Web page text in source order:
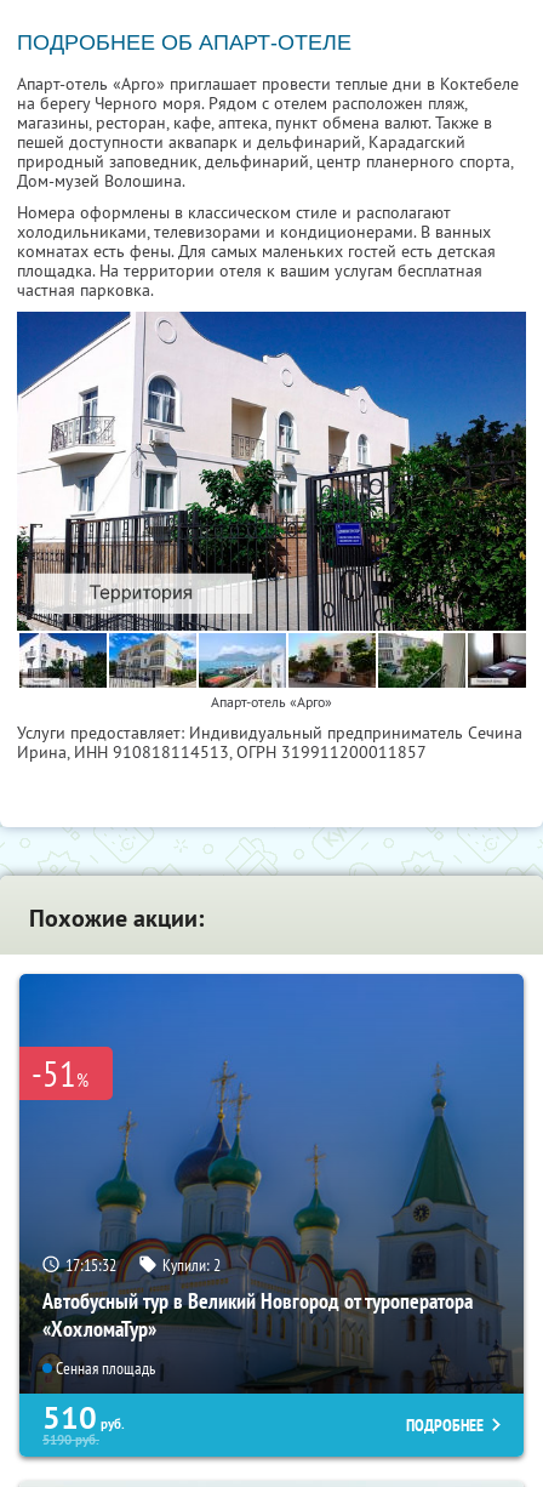
ПОДРОБНЕЕ ОБ АПАРТ-ОТЕЛЕ
Апарт-отель «Арго» приглашает провести теплые дни в Коктебеле
на берегу Черного моря. Рядом с отелем расположен пляж,
магазины, ресторан, кафе, аптека, пункт обмена валют. Также в
пешей доступности аквапарк и дельфинарий, Карадагский
природный заповедник, дельфинарий, центр планерного спорта,
Дом-музей Волошина.
Номера оформлены в классическом стиле и располагают
холодильниками, телевизорами и кондиционерами. В ванных
комнатах есть фены. Для самых маленьких гостей есть детская
площадка. На территории отеля к вашим услугам бесплатная
частная парковка.
Апарт-отель «Арго»
Услуги предоставляет: Индивидуальный предприниматель Сечина
Ирина, ИНН 910818114513, ОГРН 319911200011857
Похожие акции:
-51%
17:15:30 Купили:2
Автобусный тур в Великий Новгород от туроператора
«ХохломаТур»
Сенная площадь
510 руб.
5190руб.
ПОДРОБНЕЕ